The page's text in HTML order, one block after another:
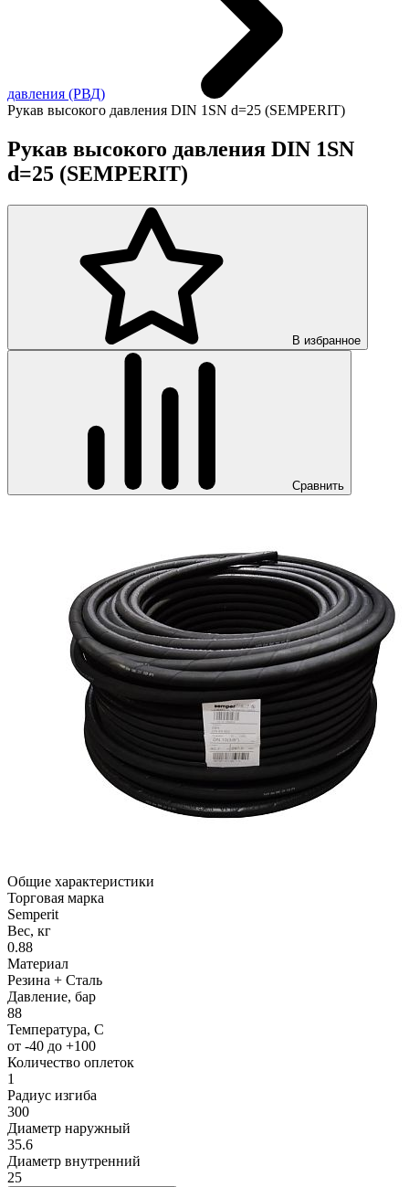
давления (РВД)
Рукав высокого давления DIN 1SN d=25 (SEMPERIT)
Рукав высокого давления DIN 1SN
d=25 (SEMPERIT)
В избранное
Сравнить
Общие характеристики
Торговая марка
Semperit
Вес, кг
0.88
Материал
Резина + Сталь
Давление, бар
88
Температура, C
от -40 до +100
Количество оплеток
1
Радиус изгиба
300
Диаметр наружный
35.6
Диаметр внутренний
25